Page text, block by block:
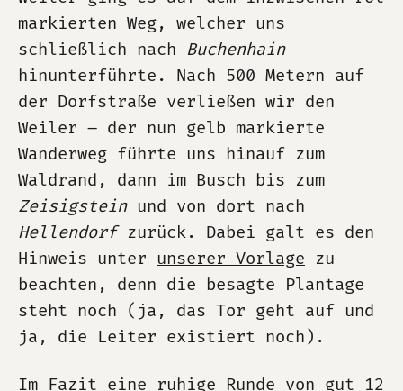
markierten Weg, welcher uns
schließlich nach Buchenhain
hinunterführte. Nach 500 Metern auf
der Dorfstraße verließen wir den
Weiler – der nun gelb markierte
Wanderweg führte uns hinauf zum
Waldrand, dann im Busch bis zum
Zeisigsteinund von dort nach
Hellendorfzurück. Dabei galt es den
Hinweis unter unserer Vorlage zu
beachten, denn die besagte Plantage
steht noch (ja, das Tor geht auf und
ja, die Leiter existiert noch).
Im Fazit eine ruhige Runde von gut 12